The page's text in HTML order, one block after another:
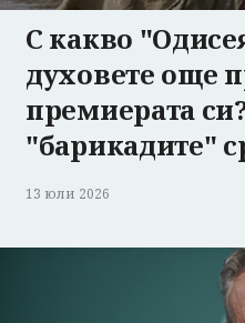
С какво
духовете още
премиерата
"барикадите"
13 юли 2026